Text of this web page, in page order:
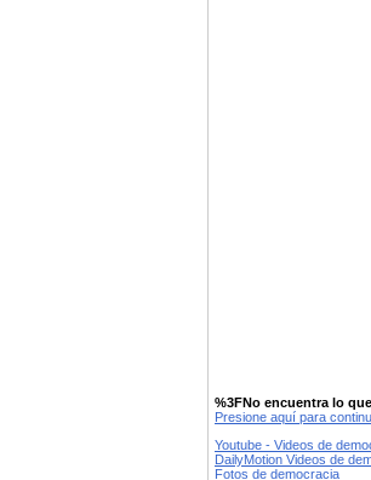
%3FNo encuentra lo
Presione aquí para
Youtube - Videos de
DailyMotion Videos de
Fotos de democracia